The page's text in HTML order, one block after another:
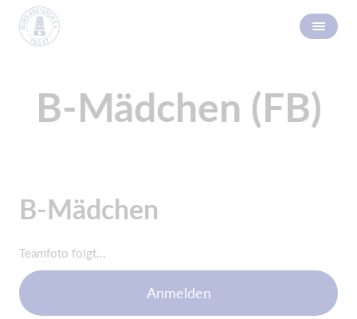
B-Mädchen (FB)
B-Mädchen
Teamfoto folgt...
Anmelden